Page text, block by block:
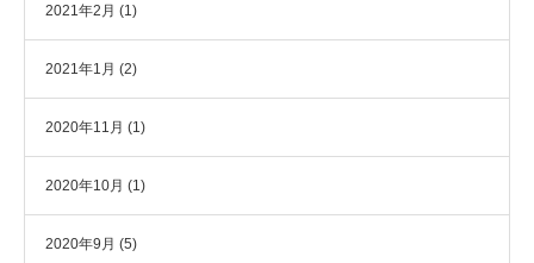
2021年2月 (1)
2021年1月 (2)
2020年11月 (1)
2020年10月 (1)
2020年9月 (5)